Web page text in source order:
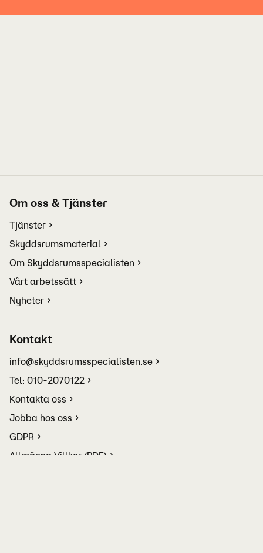
Om oss & Tjänster
Tjänster
Skyddsrumsmaterial
Om Skyddsrumsspecialisten
Vårt arbetssätt
Nyheter
Kontakt
info@skyddsrumsspecialisten.se
Tel: 010-2070122
Kontakta oss
Jobba hos oss
GDPR
Allmänna Villkor (PDF)